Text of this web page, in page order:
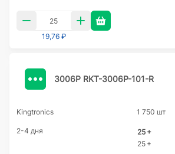
19,76 ₽
3006P RKT-3006P-101-R
Kingtronics 1 750 шт
2-4 дня 25 +
25 +